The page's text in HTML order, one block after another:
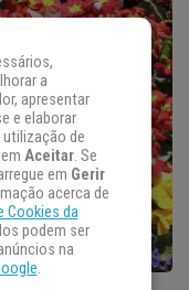
a
apresentar
e elaborar
de
Aceitar. Se
em Gerir
acerca de
Cookies da
podem ser
na
.